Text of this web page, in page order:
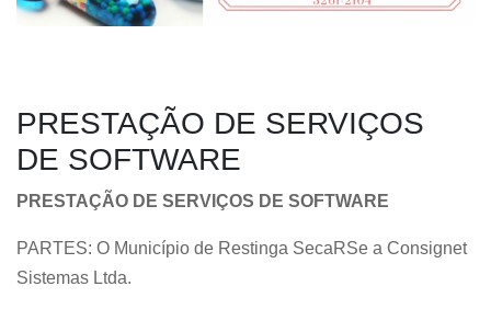
PRESTAÇÃO DE SERVIÇOS
DE SOFTWARE
PRESTAÇÃO DE SERVIÇOS DE SOFTWARE
PARTES: O Município de Restinga SecaRSe a Consignet
Sistemas Ltda.